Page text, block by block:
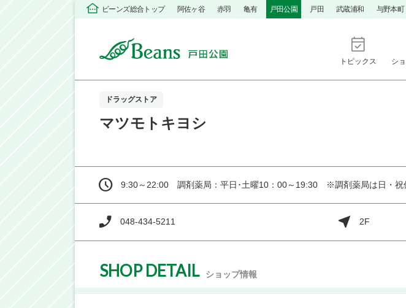
ビーンズ総合トップ 阿佐ヶ谷 赤羽 亀有 戸田公園 戸田 武蔵浦和 与野本町
トピックス シ
ドラッグストア
マツモトキヨシ
9:30～22:00 調剤薬局：平日･土曜10：00～19:30 ※調剤薬局は日・祝
048-434-5211 2F
SHOP DETAIL ショップ情報